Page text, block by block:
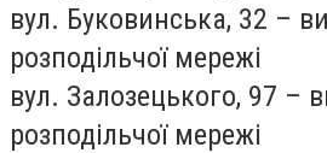
вул. Буковинська, 32 –
розподільчої мережі
вул. Залозецького, 97 –
розподільчої мережі